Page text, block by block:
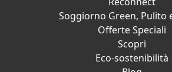
Soggiorno Green, Pulito
Offerte Speciali
Scopri
Eco-sostenibilità